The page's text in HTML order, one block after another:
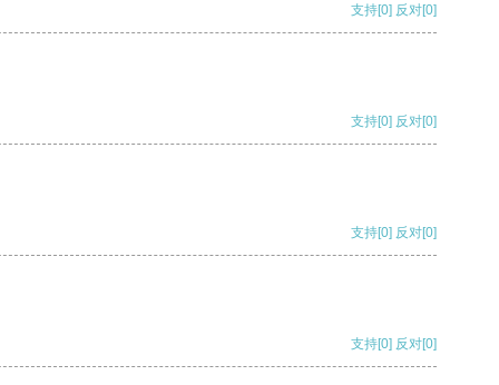
支持[0] 反对[0]
支持[0] 反对[0]
支持[0] 反对[0]
支持[0] 反对[0]